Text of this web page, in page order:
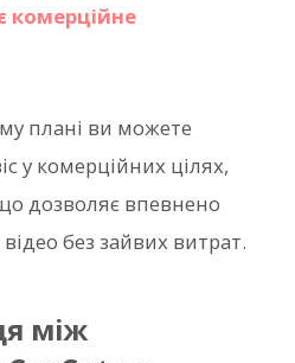
комерційне
плані ви можете
у комерційних цілях,
дозволяє впевнено
без зайвих витрат.
між